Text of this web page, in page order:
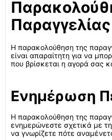
Η παρακολούθηση της
είναι απαραίτητη για να
που βρίσκεται η αγορά σας
Ενημέρωση
Η παρακολούθηση της
ενημερώνεστε σχετικά με
να γνωρίζετε πότε